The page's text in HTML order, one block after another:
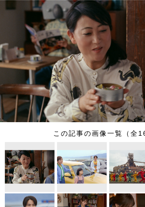
この記事の画像一覧（全